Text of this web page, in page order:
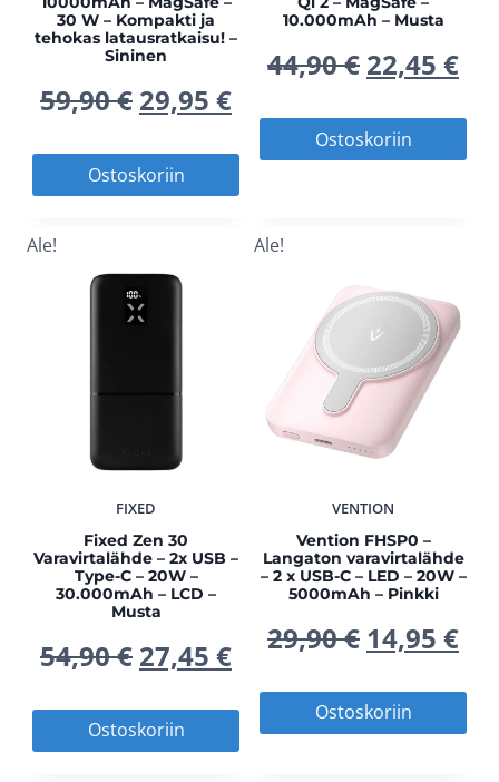
30 W – Kompakti ja
tehokas latausratkaisu! –
Sininen
59,90€ Alkuperäinen
hinta
oli:
29,95 €Nykyinen
hinta
on:
29,95 €.
Ostoskoriin
10.000mAh – Musta
44,90€
hinta
oli:
22,45 €
on:
Ostoskoriin
Ale!
FIXED
Fixed Zen 30
Varavirtalähde – 2x USB –
Type-C – 20W –
30.000mAh – LCD –
Musta
54,90€ Alkuperäinen
hinta
oli:
27,45 €Nykyinen
hinta
on:
Ostoskoriin
Ale!
VENTION
Vention FHSP0 –
Langaton varavirtalähde
– 2 x USB-C – LED – 20W –
5000mAh – Pinkki
29,90€
hinta
oli:
14,95 €
on:
Ostoskoriin